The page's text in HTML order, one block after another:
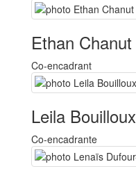
Ethan Chanut
Co-encadrant
Leila Bouilloux
Co-encadrante